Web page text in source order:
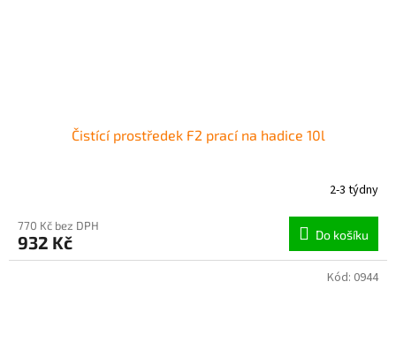
Čistící prostředek F2 prací na hadice 10l
2-3 týdny
770 Kč bez DPH
932 Kč Do košíku
Kód: 0944